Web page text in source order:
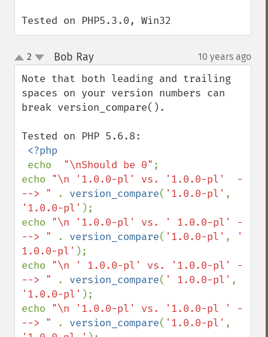
Tested on PHP5.3.0, Win32
up
down
2 Bob Ray¶ 10 years ago
Note that both leading and trailing
spaces on your version numbers can
break version_compare().
Tested on PHP 5.6.8:
<?php
echo "\nShould be 0" ;
echo "\n '1.0.0-pl' vs. '1.0.0-pl'  -
--> "
. version_compare( '1.0.0-pl'
'1.0.0-pl' );
echo "\n '1.0.0-pl' vs. ' 1.0.0-pl' -
--> "
. version_compare( '1.0.0-pl' ,
'
1.0.0-pl' );
echo "\n ' 1.0.0-pl' vs. '1.0.0-pl' -
--> "
. version_compare( ' 1.0.0-pl'
'1.0.0-pl' );
echo "\n '1.0.0-pl' vs. '1.0.0-pl ' -
--> "
. version_compare( '1.0.0-pl'